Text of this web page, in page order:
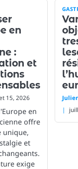
en
:
et
15, 2026
en
offre
unique,
et
exige